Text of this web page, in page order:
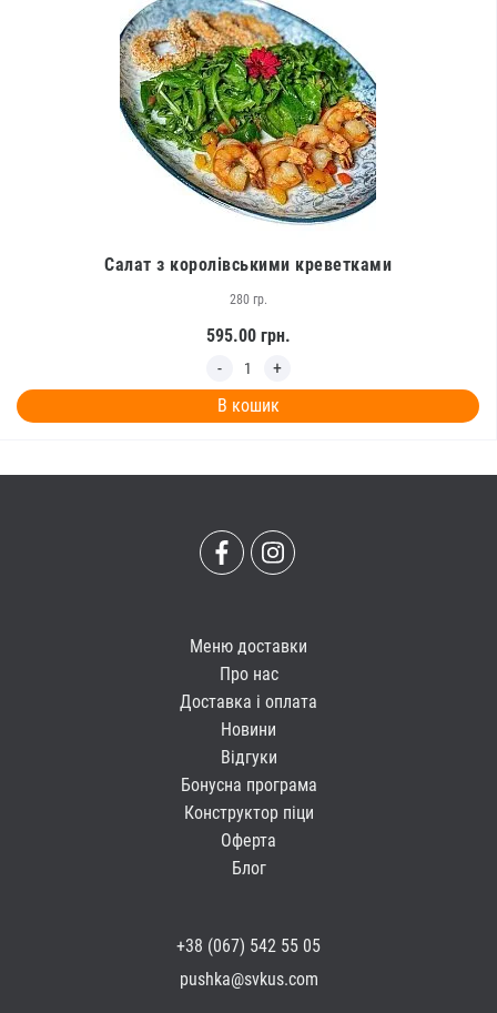
Салат з королівськими креветками
280 гр.
595.00грн.
В кошик
Меню доставки
Про нас
Доставка і оплата
Новини
Відгуки
Бонусна програма
Конструктор піци
Оферта
Блог
+38 (067) 542 55 05
pushka@svkus.com